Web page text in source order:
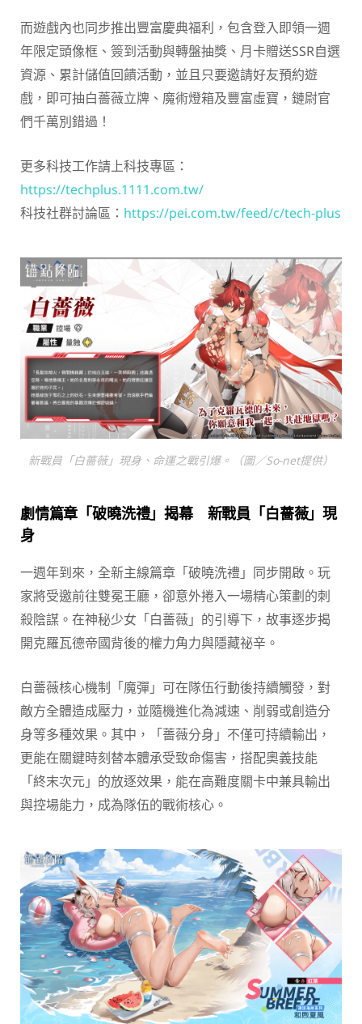
而遊戲內也同步推出豐富慶典福利，包含登入即領一週
年限定頭像框、簽到活動與轉盤抽獎、月卡贈送SSR自選
資源、累計儲值回饋活動，並且只要邀請好友預約遊
戲，即可抽白薔薇立牌、魔術燈箱及豐富虛寶，鏈尉官
們千萬別錯過！
更多科技工作請上科技專區：
https://techplus.1111.com.tw/
科技社群討論區： https://pei.com.tw/feed/c/tech-plus
新戰員「白薔薇」現身、命運之戰引爆。（圖／So-net提供）
劇情篇章「破曉洗禮」揭幕 新戰員「白薔薇」現
身
一週年到來，全新主線篇章「破曉洗禮」同步開啟。玩
家將受邀前往雙冕王廳，卻意外捲入一場精心策劃的刺
殺陰謀。在神秘少女「白薔薇」的引導下，故事逐步揭
開克羅瓦德帝國背後的權力角力與隱藏祕辛。
白薔薇核心機制「魔彈」可在隊伍行動後持續觸發，對
敵方全體造成壓力，並隨機進化為減速、削弱或創造分
身等多種效果。其中，「薔薇分身」不僅可持續輸出，
更能在關鍵時刻替本體承受致命傷害，搭配奧義技能
「終末次元」的放逐效果，能在高難度關卡中兼具輸出
與控場能力，成為隊伍的戰術核心。